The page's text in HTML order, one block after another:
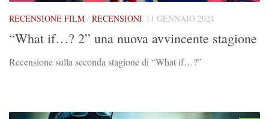
RECENSIONE FILM / RECENSIONI 11 GENNAIO 2024
“What if…? 2” una nuova avvincente stagione
Recensione sulla seconda stagione di “What if…?”